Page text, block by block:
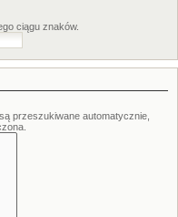
ciągu znaków.
przeszukiwane automatycznie,